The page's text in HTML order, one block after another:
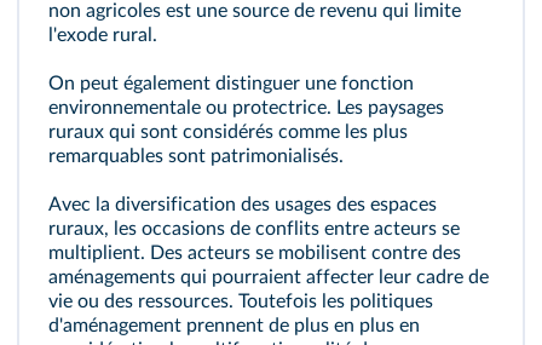
non agricoles est une source de revenu qui limite
l'exode rural.
On peut également distinguer une fonction
environnementale ou protectrice. Les paysages
ruraux qui sont considérés comme les plus
remarquables sont patrimonialisés.
Avec la diversification des usages des espaces
ruraux, les occasions de conflits entre acteurs se
multiplient. Des acteurs se mobilisent contre des
aménagements qui pourraient affecter leur cadre de
vie ou des ressources. Toutefois les politiques
d'aménagement prennent de plus en plus en